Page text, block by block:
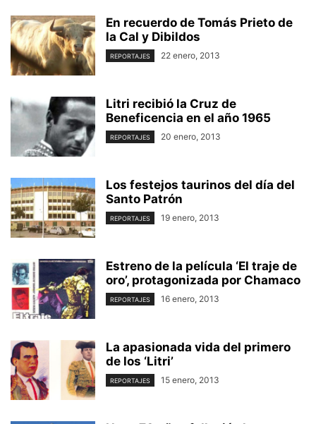
En recuerdo de Tomás Prieto de
la Cal y Dibildos
REPORTAJES 22 enero, 2013
Litri recibió la Cruz de
Beneficencia en el año 1965
REPORTAJES 20 enero, 2013
Los festejos taurinos del día del
Santo Patrón
REPORTAJES 19 enero, 2013
Estreno de la película ‘El traje de
oro’, protagonizada por Chamaco
REPORTAJES 16 enero, 2013
La apasionada vida del primero
de los ‘Litri’
REPORTAJES 15 enero, 2013